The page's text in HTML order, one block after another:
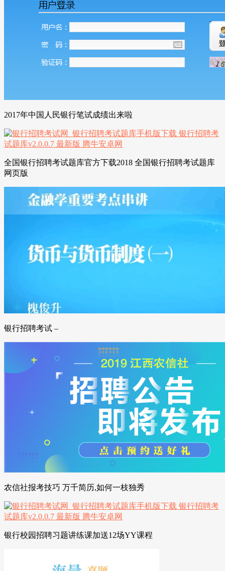
2017年中国人民银行笔试成绩出来啦
全国银行招聘考试题库官方下载2018 全国银行招聘考试题库
网页版
银行招聘考试 –
农信社报考技巧 万千简历,如何一枝独秀
银行校园招聘习题讲练课加送12场YY课程